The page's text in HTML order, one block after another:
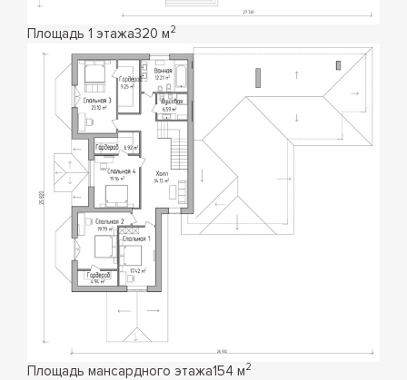
Площадь 1 этажа320 м2
Площадь мансардного этажа154 м2